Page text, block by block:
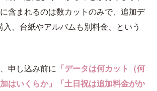
含まれるのは数カットのみで、追加デ
入、台紙やアルバムも別料金、という
申し込み前に 「データは何カット（何
はいくらか」「土日祝は追加料金がか